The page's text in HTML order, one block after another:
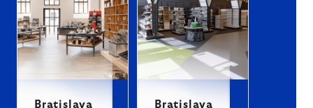
Bratislava Bratislava